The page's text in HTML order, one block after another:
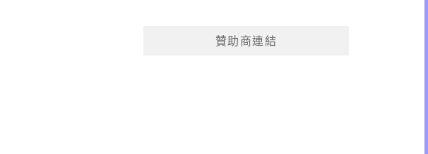
贊助商連結